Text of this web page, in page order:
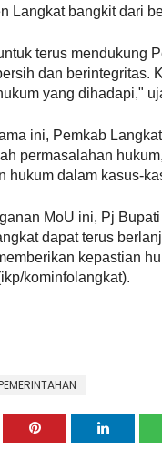
Langkat bangkit dari
terus mendukung
dan berintegritas.
yang dihadapi,"
ini, Pemkab
permasalahan
hukum dalam kasus-
MoU ini, Pj
dapat terus
kepastian
kominfolangkat).